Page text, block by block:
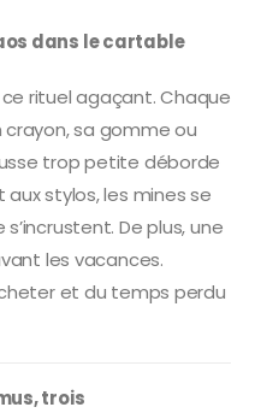
dans le cartable
rituel agaçant. Chaque
sa gomme ou
trop petite déborde
stylos, les mines se
De plus, une
les vacances.
et du temps perdu
trois